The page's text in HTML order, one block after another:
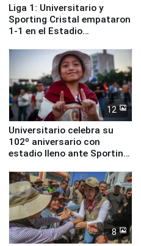
Liga 1: Universitario y
Sporting Cristal empataron
1-1 en el Estadio
12
Universitario celebra su
102º aniversario con
estadio lleno ante Sporting
8